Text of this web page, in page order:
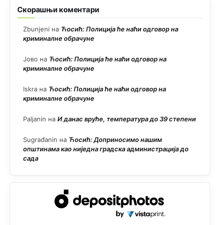
Скорашњи коментари
Zbunjeni на Ћосић: Полиција ће наћи одговор на
криминалне обрачуне
Јово на Ћосић: Полиција ће наћи одговор на
криминалне обрачуне
Iskra на Ћосић: Полиција ће наћи одговор на
криминалне обрачуне
Paljanin на И данас вруће, температура до 39 степени
Sugrađanin на Ћосић: Доприносимо нашим
општинама као ниједна градска администрација до
сада